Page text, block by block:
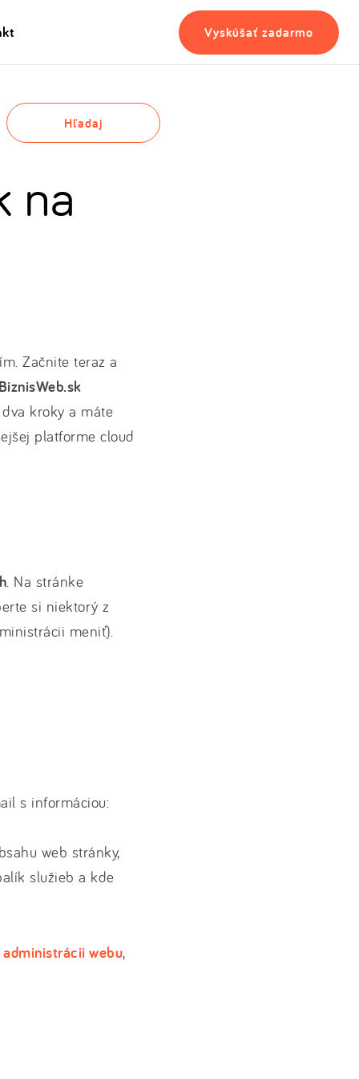
Vyskúšať zadarmo
Hľadaj
na
Začnite teraz a
kroky a máte
platforme cloud
. Na stránke
si niektorý z
meniť).
s informáciou:
web stránky,
služieb a kde
webu,